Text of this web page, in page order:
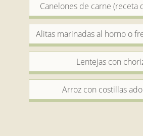
Canelones de carne (receta
Alitas marinadas al horno o
Lentejas con
Arroz con costillas